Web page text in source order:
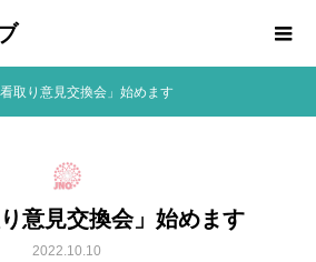
看取り意見交換会」始めます
り意見交換会」始めます
2022.10.10